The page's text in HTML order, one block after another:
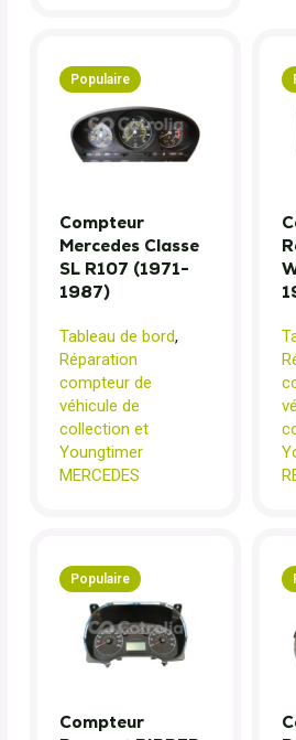
Populaire
Compteur
Mercedes Classe
SL R107 (1971-
1987)
Tableau de bord,
Réparation
compteur de
véhicule de
collection et
Youngtimer
MERCEDES
Populaire
Compteur